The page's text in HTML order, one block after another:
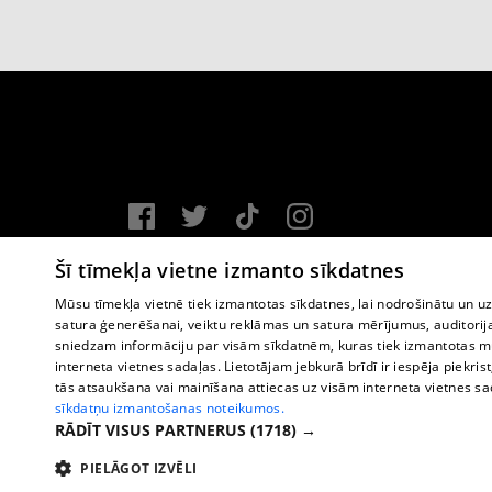
Vortal assistance service: e-mail -
Copyright © 2004-2026 SIA HELIO MEDIA.
All rights reserved.
Šī tīmekļa vietne izmanto sīkdatnes
Mūsu tīmekļa vietnē tiek izmantotas sīkdatnes, lai nodrošinātu un
satura ģenerēšanai, veiktu reklāmas un satura mērījumus,
sniedzam informāciju par visām sīkdatnēm, kuras tiek izmantotas
interneta vietnes sadaļas. Lietotājam jebkurā brīdī ir iespēja
tās atsaukšana vai mainīšana attiecas uz visām interneta vietnes
sīkdatņu izmantošanas noteikumos.
RĀDĪT VISUS PARTNERUS (1718) →
PIELĀGOT IZVĒLI